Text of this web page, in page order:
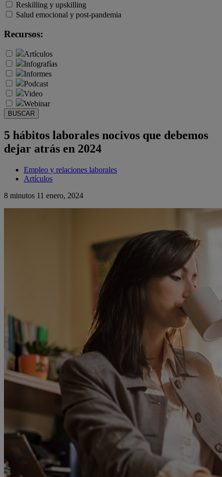
Reskilling y upskilling
Salud emocional y post-pandemia
Recursos:
Artículos
Infografías
Informes
Podcast
Video
Webinar
BUSCAR
5 hábitos laborales nocivos que debemos
dejar atrás en 2024
Empleo y relaciones laborales
Artículos
8 minutos 11 enero, 2024